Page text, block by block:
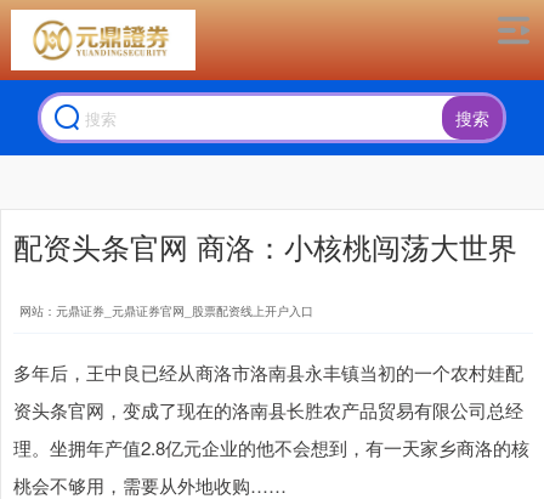
搜索
配资头条官网 商洛：小核桃闯荡大世界
网站：元鼎证券_元鼎证券官网_股票配资线上开户入口
多年后，王中良已经从商洛市洛南县永丰镇当初的一个农村娃配
资头条官网，变成了现在的洛南县长胜农产品贸易有限公司总经
理。坐拥年产值2.8亿元企业的他不会想到，有一天家乡商洛的核
桃会不够用，需要从外地收购……